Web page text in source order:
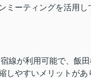
ミーティングを活用
線が利用可能で、飯
しやすいメリットが